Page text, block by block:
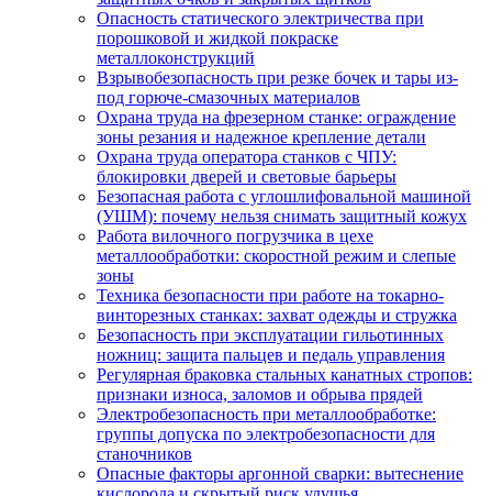
Опасность статического электричества при
порошковой и жидкой покраске
металлоконструкций
Взрывобезопасность при резке бочек и тары из-
под горюче-смазочных материалов
Охрана труда на фрезерном станке: ограждение
зоны резания и надежное крепление детали
Охрана труда оператора станков с ЧПУ:
блокировки дверей и световые барьеры
Безопасная работа с углошлифовальной машиной
(УШМ): почему нельзя снимать защитный кожух
Работа вилочного погрузчика в цехе
металлообработки: скоростной режим и слепые
зоны
Техника безопасности при работе на токарно-
винторезных станках: захват одежды и стружка
Безопасность при эксплуатации гильотинных
ножниц: защита пальцев и педаль управления
Регулярная браковка стальных канатных стропов:
признаки износа, заломов и обрыва прядей
Электробезопасность при металлообработке:
группы допуска по электробезопасности для
станочников
Опасные факторы аргонной сварки: вытеснение